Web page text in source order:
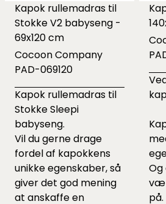
Kapok rullemadras til
Stokke V2 babyseng -
69x120 cm
Cocoon Company
PAD-069120
Kapok rullemadras til
Stokke Sleepi
babyseng.
Vil du gerne drage
fordel af kapokkens
unikke egenskaber, så
giver det god mening
at anskaffe en
på.